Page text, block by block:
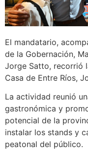
El mandatario,
de la Gobernación,
Jorge Satto, recorrió
Casa de Entre Ríos,
La actividad reunió
gastronómica y
potencial de la
instalar los stands y
peatonal del público.